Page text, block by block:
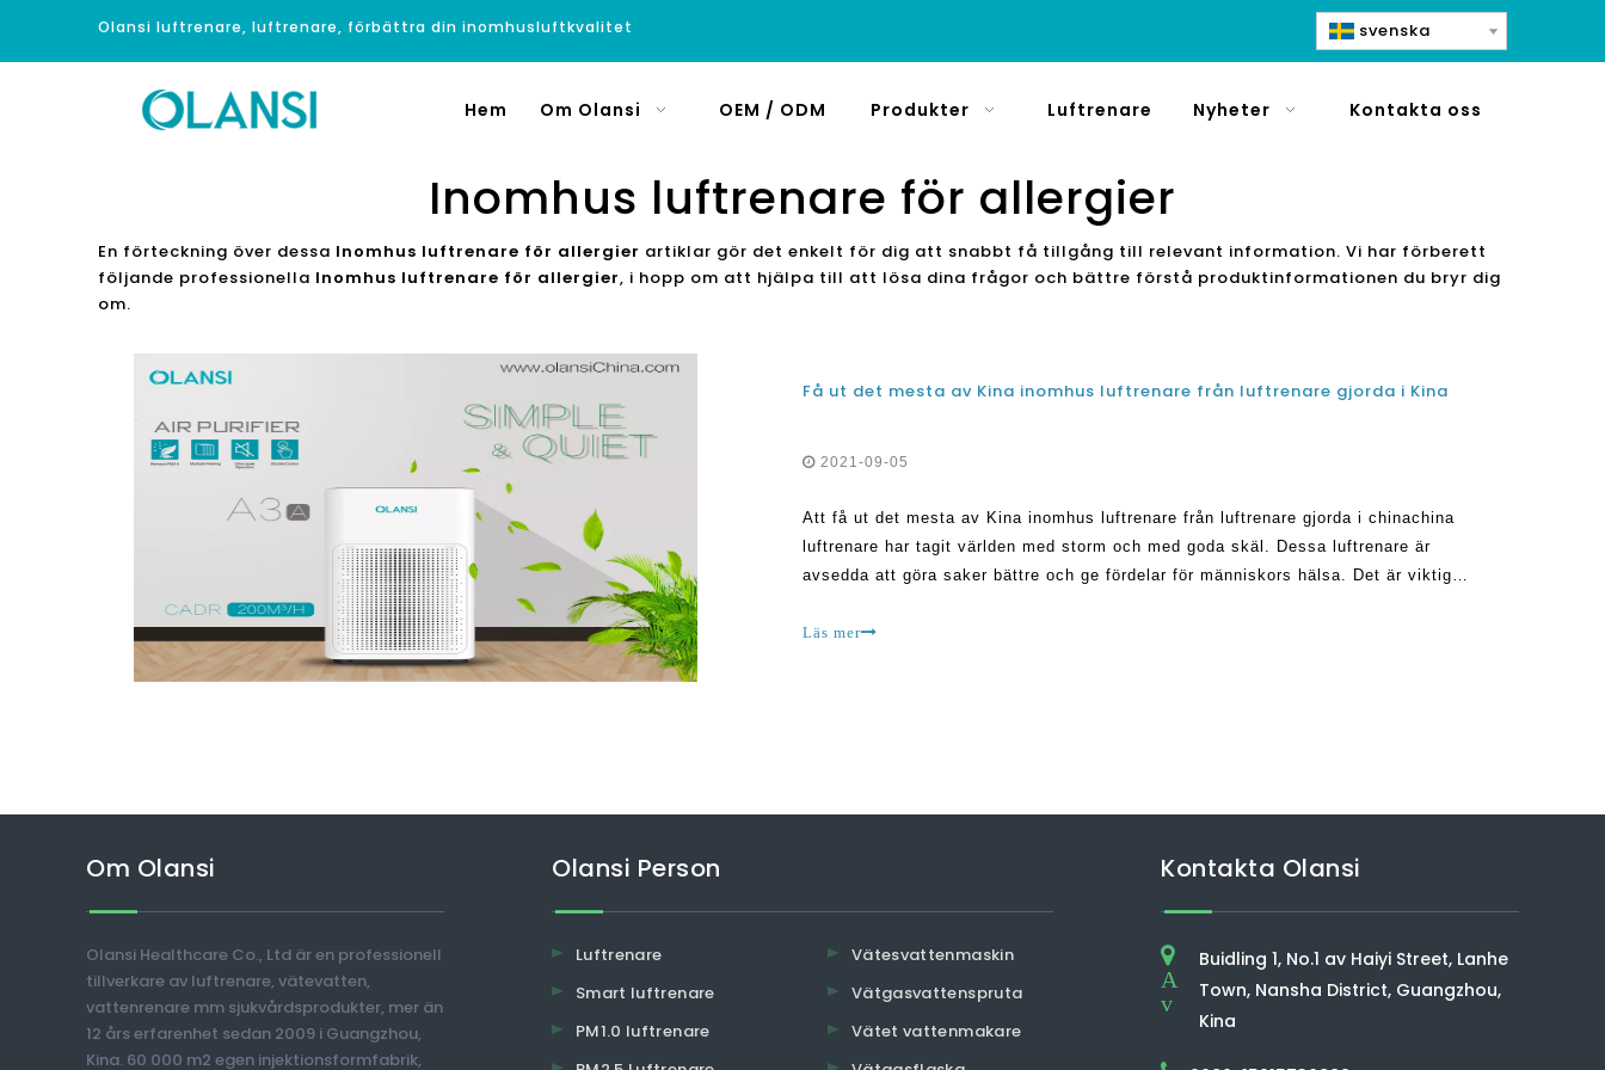
Olansi luftrenare, luftrenare, förbättra din inomhusluftkvalitet svenska
Hem Om Olansi OEM / ODM Produkter Luftrenare Nyheter Kontakta oss
Inomhus luftrenare för allergier
En förteckning över dessa Inomhus luftrenare för allergier artiklar gör det enkelt för dig att snabbt få tillgång till relevant information. Vi har förberett
följande professionella Inomhus luftrenare för allergier, i hopp om att hjälpa till att lösa dina frågor och bättre förstå produktinformationen du bryr dig
om.
Få ut det mesta av Kina inomhus luftrenare från luftrenare gjorda i Kina
2021-09-05
Att få ut det mesta av Kina inomhus luftrenare från luftrenare gjorda i chinachina
luftrenare har tagit världen med storm och med goda skäl. Dessa luftrenare är
avsedda att göra saker bättre och ge fördelar för människors hälsa. Det är viktigt
Läs mer
Om Olansi
Olansi Healthcare Co., Ltd är en professionell
tillverkare av luftrenare, vätevatten,
vattenrenare mm sjukvårdsprodukter, mer än
12 års erfarenhet sedan 2009 i Guangzhou,
Kina. 60 000 m2 egen injektionsformfabrik,
Olansi Person
Luftrenare
Smart luftrenare
PM1.0 luftrenare
Vätesvattenmaskin
Vätgasvattenspruta
Vätet vattenmakare
Kontakta Olansi
A
v
Buidling 1, No.1 av Haiyi Street, Lanhe
Town, Nansha District, Guangzhou,
Kina